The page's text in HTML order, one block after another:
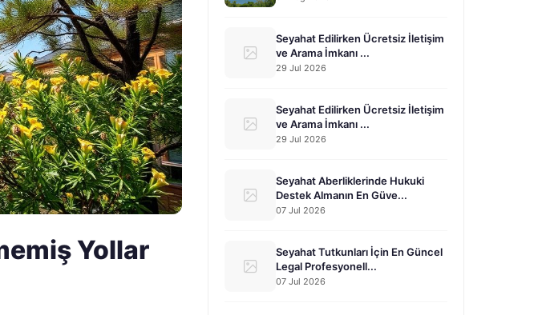
Yollar
Seyahat Edilirken Ücretsiz İletişim
ve Arama İmkanı ...
29 Jul 2026
Seyahat Edilirken Ücretsiz İletişim
ve Arama İmkanı ...
29 Jul 2026
Seyahat Aberliklerinde Hukuki
Destek Almanın En Güve...
07 Jul 2026
Seyahat Tutkunları İçin En Güncel
Legal Profesyonell...
07 Jul 2026